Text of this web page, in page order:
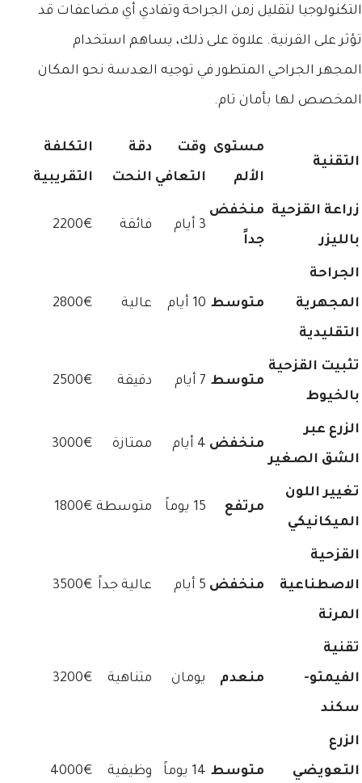
التكنولوجيا لتقليل زمن الجراحة وتفادي أي مضاعفات قد
تؤثر على القرنية. علاوة على ذلك، يساهم استخدام
المجهر الجراحي المتطور في توجيه العدسة نحو المكان
المخصص لها بأمان تام.
التقنية
مستوى
الألم
وقت
التعافي
دقة
النحت
التكلفة
التقريبية
زراعة القزحية
بالليزر
منخفض
جداً
3 أيام فائقة 2200€
الجراحة
المجهرية
التقليدية
متوسط 10 أيام عالية 2800€
تثبيت القزحية
بالخيوط
متوسط 7 أيام دقيقة 2500€
الزرع عبر
الشق الصغير
منخفض 4 أيام ممتازة 3000€
تغيير اللون
الميكانيكي
مرتفع 15 يوماً متوسطة 1800€
القزحية
الاصطناعية
المرنة
منخفض 5 أيام عالية جداً 3500€
تقنية
الفيمتو-
سكند
منعدم يومان متناهية 3200€
الزرع
التعويضي متوسط 14 يوماً وظيفية 4000€